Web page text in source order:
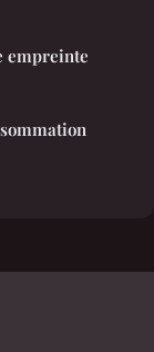
empreinte